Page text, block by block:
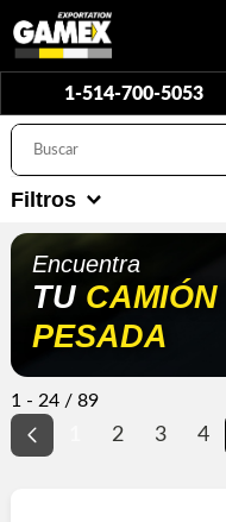
1-514-700-5053
Filtros
Encuentra
TU CAMIÓN
PESADA
1 - 24 / 89
2 3 4